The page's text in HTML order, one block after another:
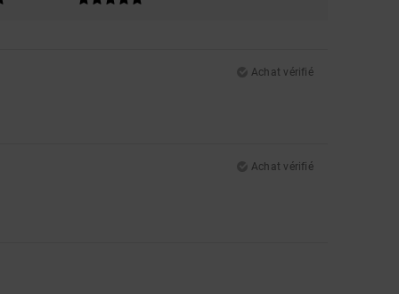
Achat vérifié
Achat vérifié